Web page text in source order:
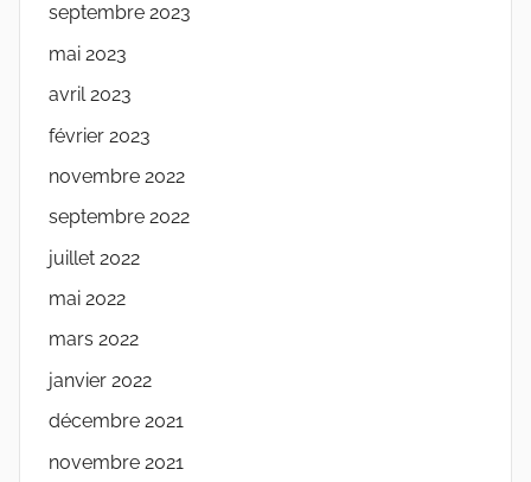
septembre 2023
mai 2023
avril 2023
février 2023
novembre 2022
septembre 2022
juillet 2022
mai 2022
mars 2022
janvier 2022
décembre 2021
novembre 2021